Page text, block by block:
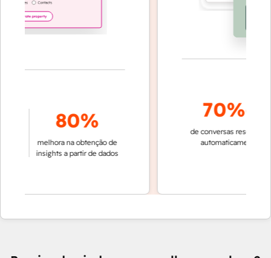
80%
melhora na obtenção de
insights a partir de dados
70%+
de conversas resolvidas
automaticamente